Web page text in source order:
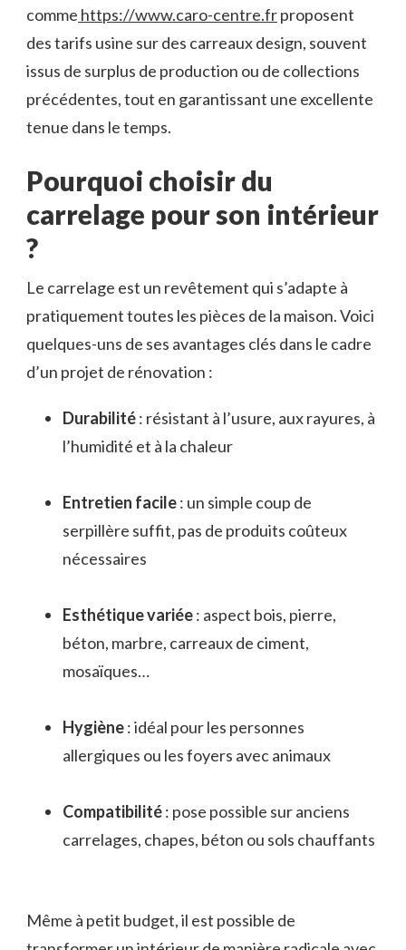
comme https://www.caro-centre.frproposent
des tarifs usine sur des carreaux design, souvent
issus de surplus de production ou de collections
précédentes, tout en garantissant une excellente
tenue dans le temps.
Pourquoi choisir du
carrelage pour son intérieur
?
Le carrelage est un revêtement qui s’adapte à
pratiquement toutes les pièces de la maison. Voici
quelques-uns de ses avantages clés dans le cadre
d’un projet de rénovation :
Durabilité: résistant à l’usure, aux rayures, à
l’humidité et à la chaleur
Entretien facile: un simple coup de
serpillère suffit, pas de produits coûteux
nécessaires
Esthétique variée: aspect bois, pierre,
béton, marbre, carreaux de ciment,
mosaïques…
Hygiène: idéal pour les personnes
allergiques ou les foyers avec animaux
Compatibilité: pose possible sur anciens
carrelages, chapes, béton ou sols chauffants
Même à petit budget, il est possible de